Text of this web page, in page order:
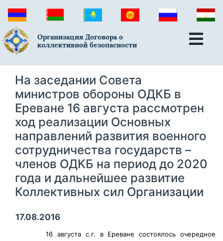
Организация Договора о
коллективной безопасности
На заседании Совета
министров обороны ОДКБ в
Ереване 16 августа рассмотрен
ход реализации Основных
направлений развития военного
сотрудничества государств –
членов ОДКБ на период до 2020
года и дальнейшее развитие
Коллективных сил Организации
17.08.2016
16 августа с.г. в Ереване состоялось очередное